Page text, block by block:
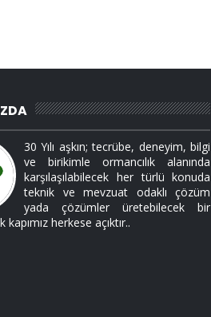
30 Yılı aşkın; tecrübe, deneyim, bilgi
ve birikimle ormancılık alanında
karşılaşılabilecek her türlü konuda
teknik ve mevzuat odaklı çözüm
yada çözümler üretebilecek bir
herkese açıktır..